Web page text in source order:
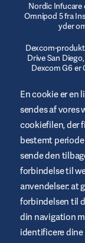
Nordic
Omnipod 5 fra
yder
Dexcom-
Drive San
Dexcom G6 er
© 2023/
Omnipod-logoet,
eller
USA og andre
og Omnipod 5
En cookie er en
sendes af vores
cookiefilen, der
bestemt
sende den
forbindelse til
anvendelser: at
forbindelsen til
din navigation
identificere